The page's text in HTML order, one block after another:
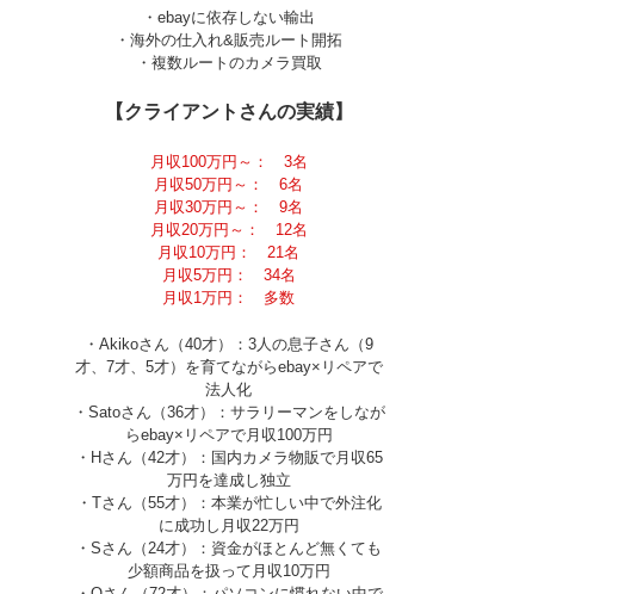
・ebayに依存しない輸出
・海外の仕入れ&販売ルート開拓
・複数ルートのカメラ買取
【クライアントさんの実績】
月収100万円～： 3名
月収50万円～： 6名
月収30万円～： 9名
月収20万円～： 12名
月収10万円： 21名
月収5万円： 34名
月収1万円： 多数
・Akikoさん（40才）：3人の息子さん（9
才、7才、5才）を育てながらebay×リペアで
法人化
・Satoさん（36才）：サラリーマンをしなが
らebay×リペアで月収100万円
・Hさん（42才）：国内カメラ物販で月収65
万円を達成し独立
・Tさん（55才）：本業が忙しい中で外注化
に成功し月収22万円
・Sさん（24才）：資金がほとんど無くても
少額商品を扱って月収10万円